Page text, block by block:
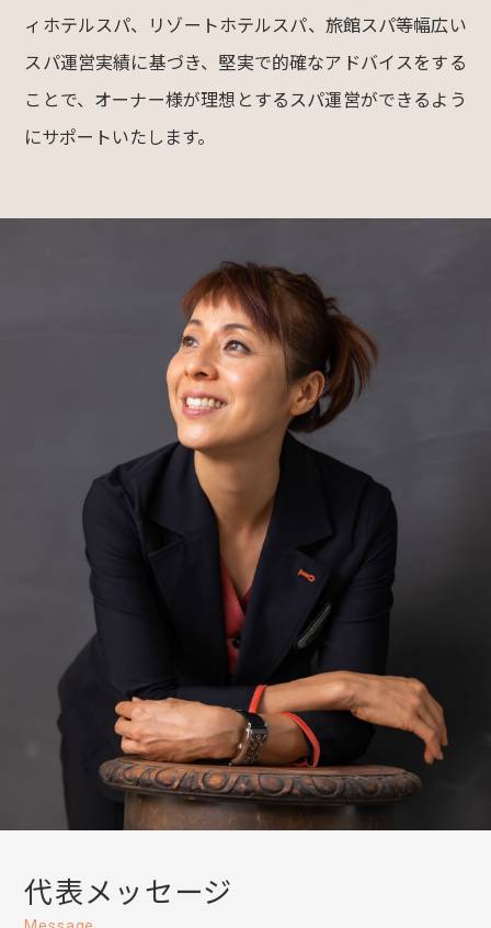
ィホテルスパ、リゾートホテルスパ、旅館スパ等幅広い
スパ運営実績に基づき、堅実で的確なアドバイスをする
ことで、オーナー様が理想とするスパ運営ができるよう
にサポートいたします。
代表メッセージ